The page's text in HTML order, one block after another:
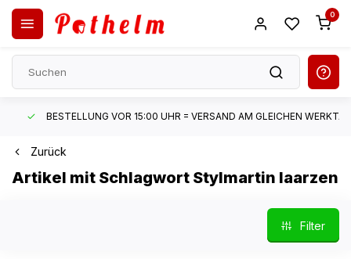
0
BESTELLUNG VOR 15:00 UHR = VERSAND AM GLEICHEN WERKTAG*
Zurück
Artikel mit Schlagwort Stylmartin laarzen
Filter